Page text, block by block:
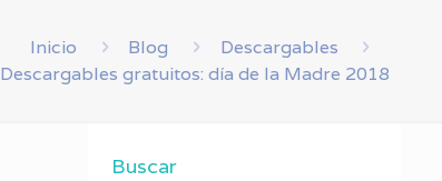
Inicio Blog
Descargables
Descargables gratuitos: día de la Madre 2018
Buscar